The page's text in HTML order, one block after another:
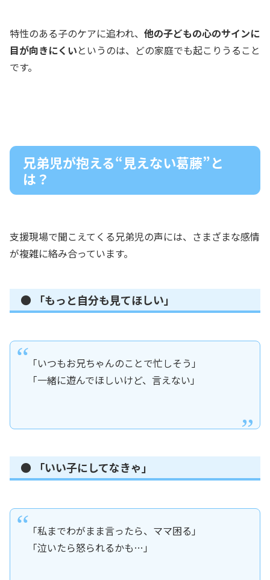
特性のある子のケアに追われ、 他の子どもの心のサインに
目が向きにくいというのは、どの家庭でも起こりうること
です。
兄弟児が抱える“見えない葛藤”と
は？
支援現場で聞こえてくる兄弟児の声には、さまざまな感情
が複雑に絡み合っています。
● 「もっと自分も見てほしい」
「いつもお兄ちゃんのことで忙しそう」
「一緒に遊んでほしいけど、言えない」
● 「いい子にしてなきゃ」
「私までわがまま言ったら、ママ困る」
「泣いたら怒られるかも…」